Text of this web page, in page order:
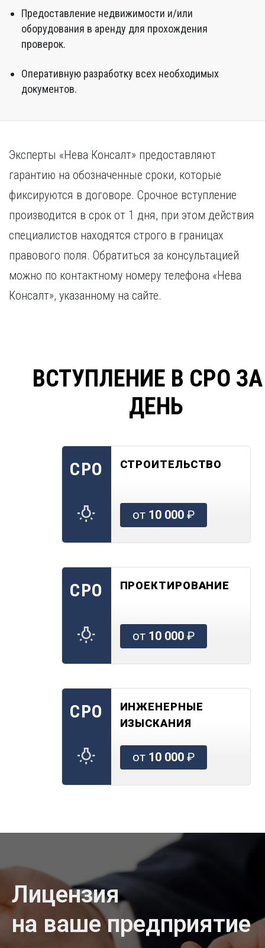
Предоставление недвижимости и/или
оборудования в аренду для прохождения
проверок.
Оперативную разработку всех необходимых
документов.
Эксперты «Нева Консалт» предоставляют
гарантию на обозначенные сроки, которые
фиксируются в договоре. Срочное вступление
производится в срок от 1 дня, при этом действия
специалистов находятся строго в границах
правового поля. Обратиться за консультацией
можно по контактному номеру телефона «Нева
Консалт», указанному на сайте.
ВСТУПЛЕНИЕ В СРО
ДЕНЬ
СРО СТРОИТЕЛЬСТВО
от 10 000₽
СРО ПРОЕКТИРОВАНИЕ
от 10 000₽
СРО
ИНЖЕНЕРНЫЕ
ИЗЫСКАНИЯ
от 10 000₽
Лицензия
на ваше предприятие